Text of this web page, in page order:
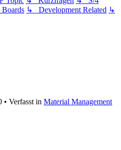
Boards ↳ Development Related ↳
• Verfasst in Material Management